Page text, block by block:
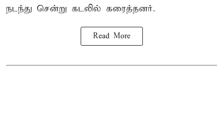
நடந்து சென்று கடலில் கரைத்தனர்.
Read More